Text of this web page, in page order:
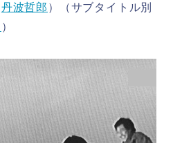
丹波哲郎 ）（サブタイトル別
）